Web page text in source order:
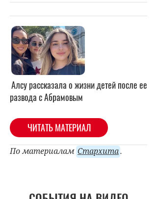
Алсу рассказала о жизни детей после ее
развода с Абрамовым
ЧИТАТЬ МАТЕРИАЛ
По материалам Стархита.